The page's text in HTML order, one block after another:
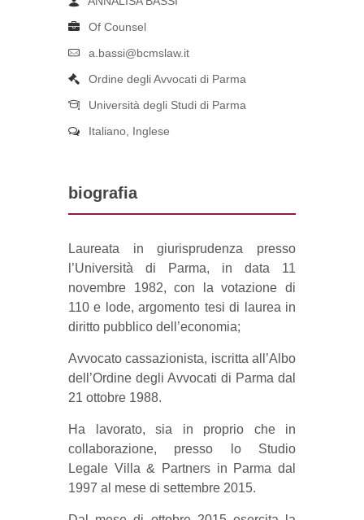
Of Counsel
a.bassi@bcmslaw.it
Ordine degli Avvocati di Parma
Università degli Studi di Parma
Italiano, Inglese
biografia
Laureata in giurisprudenza presso
l’Università di Parma, in data 11
novembre 1982, con la votazione di
110 e lode, argomento tesi di laurea in
diritto pubblico dell’economia;
Avvocato cassazionista, iscritta all’Albo
dell’Ordine degli Avvocati di Parma dal
21 ottobre 1988.
Ha lavorato, sia in proprio che in
collaborazione, presso lo Studio
Legale Villa & Partners in Parma dal
1997 al mese di settembre 2015.